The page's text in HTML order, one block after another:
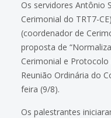
Os servidores Antônio
Cerimonial do TRT7-
(coordenador de
proposta de
Cerimonial e Protocolo
Reunião Ordinária do
feira (9/8).
Os palestrantes